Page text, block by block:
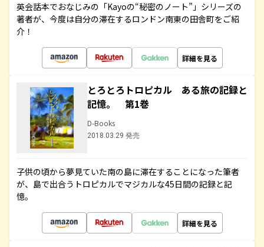
英会話本でおなじみの「Kayoの“秘密のノート”」シリーズの
著者が、今度は自分の滞在するロンドン南東の田舎町をご紹
介！
詳細を見る
とろとろトロピカル ある旅の記録と
記憶。 第1巻
D-Books
2018.03.29 発売
子供の頃から夢見ていた南の島に滞在することになった筆者
が、島で出合うトロピカルでマジカルな45日間の記録と記
憶。
詳細を見る